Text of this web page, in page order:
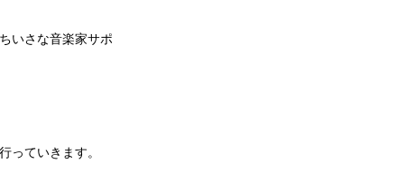
いさな音楽家サポ
っていきます。